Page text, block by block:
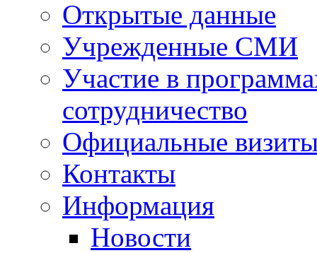
Открытые данные
Учрежденные СМИ
Участие в
сотрудничество
Официальные
Контакты
Информация
Новости